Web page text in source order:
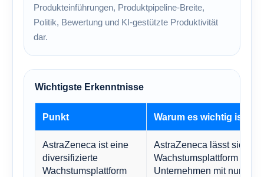
Produkteinführungen, Produktpipeline-Breite,
Politik, Bewertung und KI-gestützte Produktivität
dar.
Wichtigste Erkenntnisse
Punkt Warum es wichtig ist
AstraZeneca ist eine
diversifizierte
Wachstumsplattform
AstraZeneca lässt sich
Wachstumsplattform im
Unternehmen mit nur